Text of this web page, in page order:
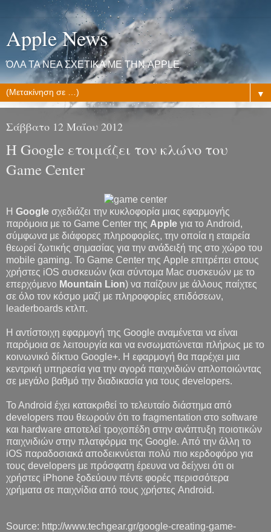
Apple News
ΌΛΑ ΤΑ ΝΕΑ ΣΧΕΤΙΚΑ ΜΕ ΤΗΝ APPLE
▼
Σάββατο 12 Μαΐου 2012
Η Google ετοιμάζει τον κλώνο του
Game Center
H Google σχεδιάζει την κυκλοφορία μιας εφαρμογής
παρόμοια με το Game Center της Apple για το Android,
σύμφωνα με διάφορες πληροφορίες, την οποία η εταιρεία
θεωρεί ζωτικής σημασίας για την ανάδειξή της στο χώρο του
mobile gaming. Το Game Center της Apple επιτρέπει στους
χρήστες iOS συσκευών (και σύντομα Mac συσκευών με το
επερχόμενο Mountain Lion) να παίζουν με άλλους παίχτες
σε όλο τον κόσμο μαζί με πληροφορίες επιδόσεων,
leaderboards κτλπ.
Η αντίστοιχη εφαρμογή της Google αναμένεται να είναι
παρόμοια σε λειτουργία και να ενσωματώνεται πλήρως με το
κοινωνικό δίκτυο Google+. Η εφαρμογή θα παρέχει μια
κεντρική υπηρεσία για την αγορά παιχνιδιών απλοποιώντας
σε μεγάλο βαθμό την διαδικασία για τους developers.
To Android έχει κατακριθεί το τελευταίο διάστημα από
developers που θεωρούν ότι το fragmentation στο software
και hardware αποτελεί τροχοπέδη στην ανάπτυξη ποιοτικών
παιχνιδιών στην πλατφόρμα της Google. Από την άλλη το
iOS παραδοσιακά αποδεικνύεται πολύ πιο κερδοφόρο για
τους developers με πρόσφατη έρευνα να δείχνει ότι οι
χρήστες iPhone ξοδεύουν πέντε φορές περισσότερα
χρήματα σε παιχνίδια από τους χρήστες Android.
Source: http://www.techgear.gr/google-creating-game-